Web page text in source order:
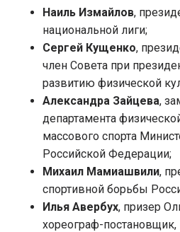
Наиль Измайлов,
национальной лиги;
Сергей Кущенко,
член Совета при
развитию физической
Александра Зайцева,
департамента
массового спорта
Российской Федерации;
Михаил Мамиашвили,
спортивной борьбы
Илья Авербух, призер
хореограф-